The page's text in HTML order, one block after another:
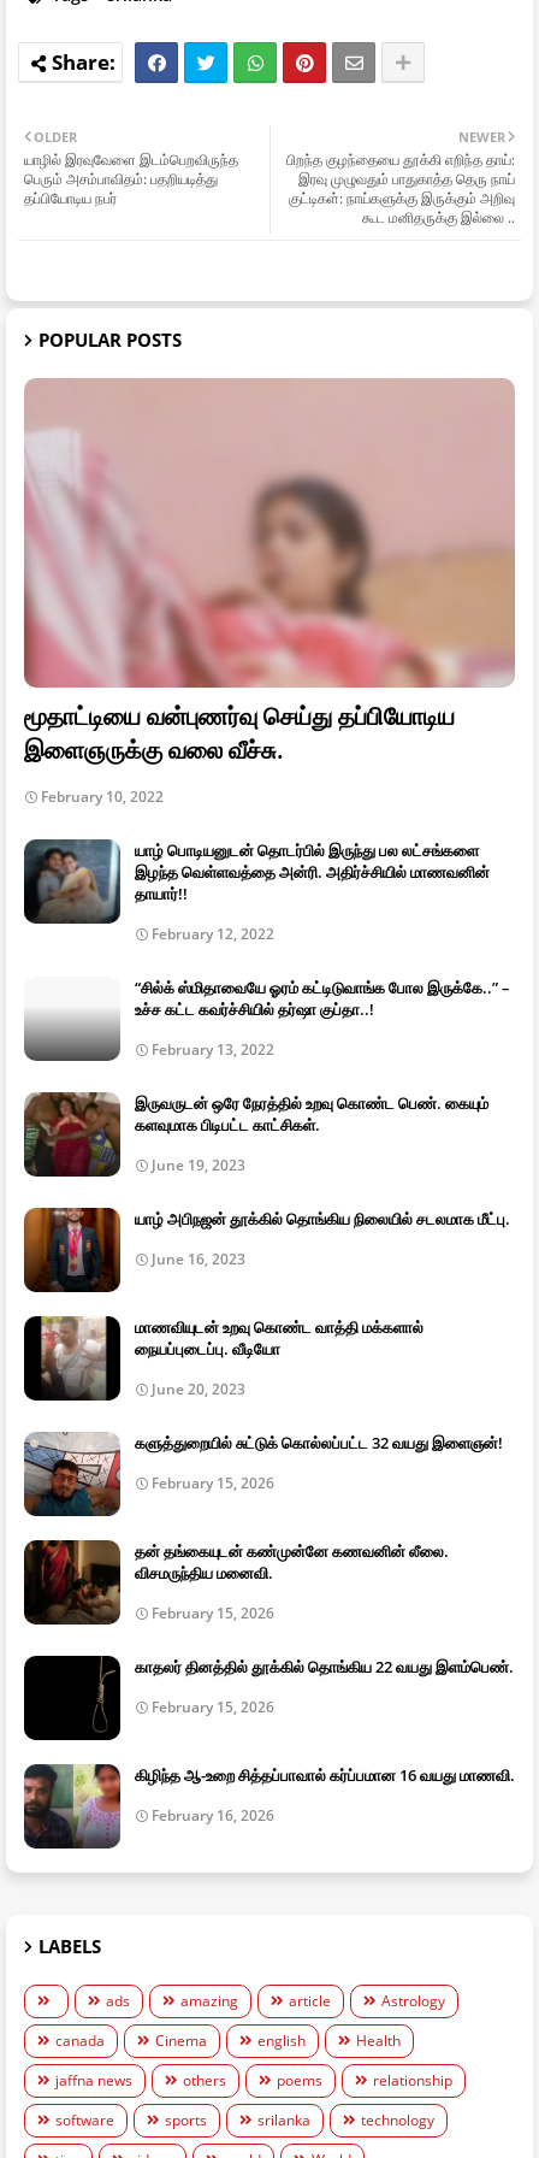
NEWER
பிறந்த குழந்தையை தூக்கி எறிந்த தாய்:
இரவு முழுவதும் பாதுகாத்த தெரு நாய்
குட்டிகள்: நாய்களுக்கு இருக்கும் அறிவு
கூட மனிதருக்கு இல்லை ..
OLDER
யாழில் இரவுவேளை இடம்பெறவிருந்த
பெரும் அசம்பாவிதம்: பதறியடித்து
தப்பியோடிய நபர்
POPULAR POSTS
மூதாட்டியை வன்புணர்வு செய்து தப்பியோடிய
இளைஞருக்கு வலை வீச்சு.
February 10, 2022
யாழ் பொடியனுடன் தொடர்பில் இருந்து பல லட்சங்களை
இழந்த வெள்ளவத்தை அன்ரி. அதிர்ச்சியில் மாணவனின்
தாயார்!!
February 12, 2022
“சில்க் ஸ்மிதாவையே ஓரம் கட்டிடுவாங்க போல இருக்கே..” –
உச்ச கட்ட கவர்ச்சியில் தர்ஷா குப்தா..!
February 13, 2022
இருவருடன் ஒரே நேரத்தில் உறவு கொண்ட பெண். கையும்
களவுமாக பிடிபட்ட காட்சிகள்.
June 19, 2023
யாழ் அபிநஜன் தூக்கில் தொங்கிய நிலையில் சடலமாக மீட்பு.
June 16, 2023
மாணவியுடன் உறவு கொண்ட வாத்தி மக்களால்
நையப்புடைப்பு. வீடியோ
June 20, 2023
களுத்துறையில் சுட்டுக் கொல்லப்பட்ட 32 வயது இளைஞன்!
February 15, 2026
தன் தங்கையுடன் கண்முன்னே கணவனின் லீலை.
விசமருந்திய மனைவி.
February 15, 2026
காதலர் தினத்தில் தூக்கில் தொங்கிய 22 வயது இளம்பெண்.
February 15, 2026
கிழிந்த ஆ-உறை சித்தப்பாவால் கர்ப்பமான 16 வயது மாணவி.
February 16, 2026
LABELS
ads amazing article
Astrology
canada
Cinema english
Health
jaffna news
others poems
relationship
software
sports srilanka
technology